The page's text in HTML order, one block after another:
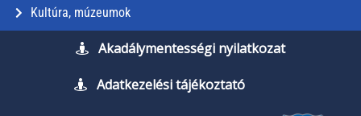
Kultúra, múzeumok
Akadálymentességi nyilatkozat
Adatkezelési tájékoztató